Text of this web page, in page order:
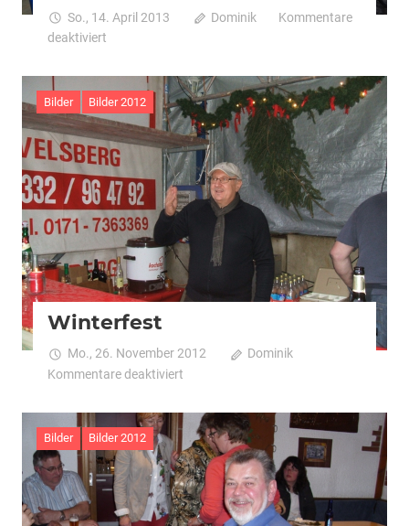
So., 14. April 2013 Dominik
Kommentare
deaktiviert
Bilder Bilder 2012
Winterfest
Mo., 26. November 2012
Dominik
Kommentare deaktiviert
Bilder Bilder 2012